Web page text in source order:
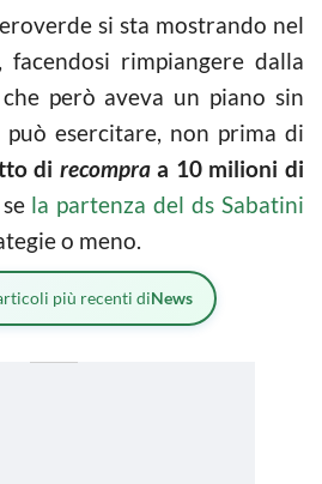
si sta mostrando nel
rimpiangere dalla
però aveva un piano sin
può esercitare, non prima di
di recompraa 10 milioni di
la partenza del ds Sabatini
o meno.
più recenti diNews